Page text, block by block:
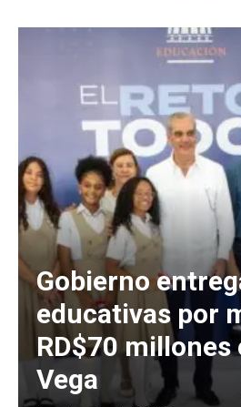
Gobierno
educativas por
RD$70 millones
Vega